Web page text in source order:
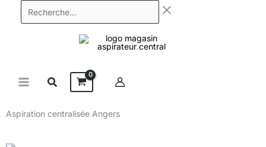
Recherche...
Aspiration centralisée Angers